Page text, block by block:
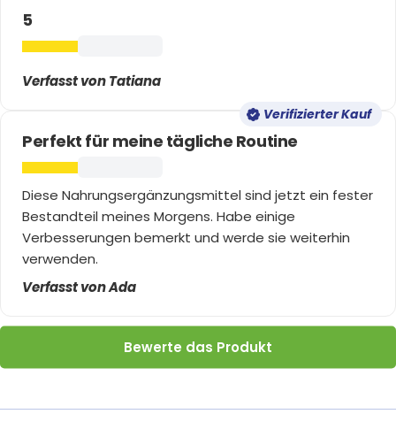
5
Verfasst von Tatiana
Verifizierter Kauf
Perfekt für meine tägliche Routine
Diese Nahrungsergänzungsmittel sind jetzt ein fester
Bestandteil meines Morgens. Habe einige
Verbesserungen bemerkt und werde sie weiterhin
verwenden.
Verfasst von Ada
Bewerte das Produkt